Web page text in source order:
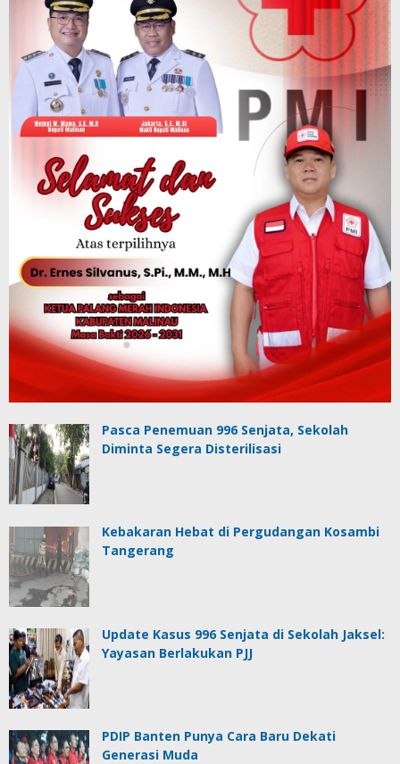
Pasca Penemuan 996 Senjata, Sekolah
Diminta Segera Disterilisasi
Kebakaran Hebat di Pergudangan Kosambi
Tangerang
Update Kasus 996 Senjata di Sekolah Jaksel:
Yayasan Berlakukan PJJ
PDIP Banten Punya Cara Baru Dekati
Generasi Muda